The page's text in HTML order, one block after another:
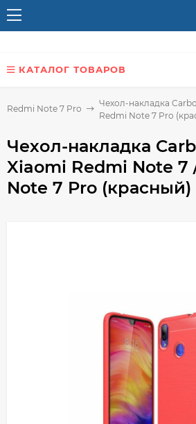
КАТАЛОГ ТОВАРОВ
Redmi Note 7 Pro
Чехол-накладка
Redmi Note 7 Pro
Чехол-накладка
Xiaomi Redmi Note 7
Note 7 Pro (красный)